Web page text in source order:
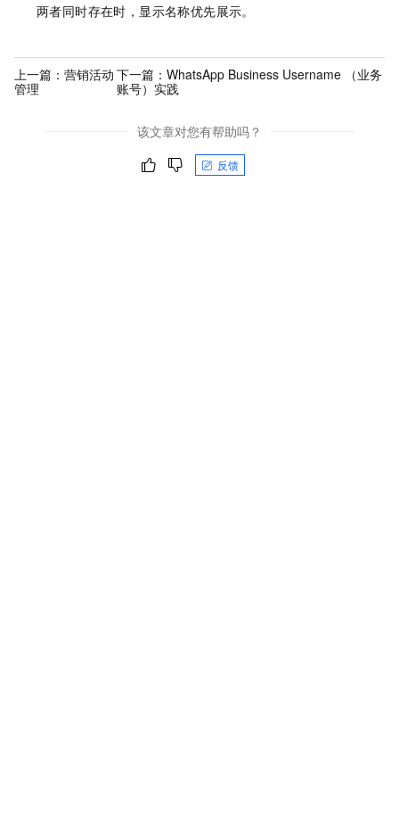
两者同时存在时，显示名称优先展示。
上一篇： 营销活动
管理
下一篇： WhatsApp Business Username （业务
账号）实践
该文章对您有帮助吗？
反馈